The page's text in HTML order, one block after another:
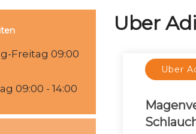
Freitag 09:00
09:00 - 14:00
Uber
Uber